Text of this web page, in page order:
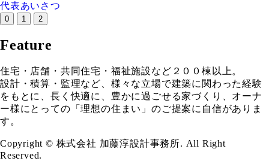
代表あいさつ
0 1 2
Feature
住宅・店舗・共同住宅・福祉施設など２００棟以上。
設計・積算・監理など、様々な立場で建築に関わった経験
をもとに、長く快適に、豊かに過ごせる家づくり、オーナ
ー様にとっての「理想の住まい」のご提案に自信がありま
す。
Copyright © 株式会社 加藤淳設計事務所. All Right
Reserved.